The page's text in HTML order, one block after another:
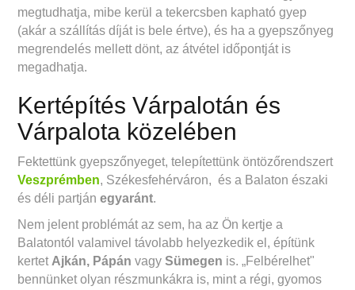
megtudhatja, mibe kerül a tekercsben kapható gyep
(akár a szállítás díját is bele értve), és ha a gyepszőnyeg
megrendelés mellett dönt, az átvétel időpontját is
megadhatja.
Kertépítés Várpalotán és
Várpalota közelében
Fektettünk gyepszőnyeget, telepítettünk öntözőrendszert
Veszprémben, Székesfehérváron, és a Balaton északi
és déli partján egyaránt.
Nem jelent problémát az sem, ha az Ön kertje a
Balatontól valamivel távolabb helyezkedik el, építünk
kertet Ajkán, Pápán vagySümegen is. „Felbérelhet"
bennünket olyan részmunkákra is, mint a régi, gyomos